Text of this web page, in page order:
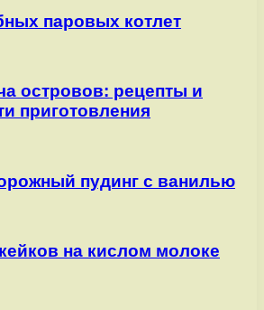
паровых котлет
островов: рецепты и
приготовления
пудинг с ванилью
на кислом молоке